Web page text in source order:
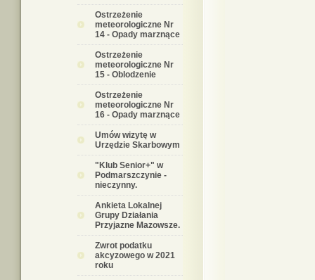
Ostrzeżenie
meteorologiczne Nr
14 - Opady marznące
Ostrzeżenie
meteorologiczne Nr
15 - Oblodzenie
Ostrzeżenie
meteorologiczne Nr
16 - Opady marznące
Umów wizytę w
Urzędzie Skarbowym
"Klub Senior+" w
Podmarszczynie -
nieczynny.
Ankieta Lokalnej
Grupy Działania
Przyjazne Mazowsze.
Zwrot podatku
akcyzowego w 2021
roku